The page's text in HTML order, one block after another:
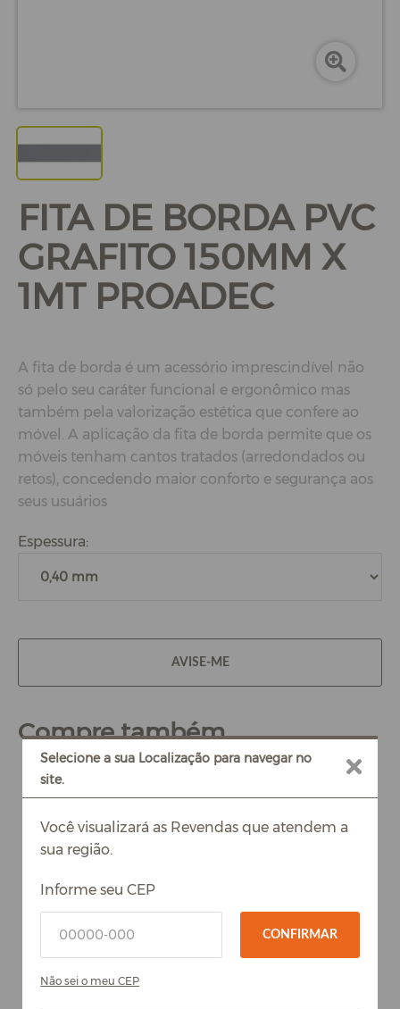
FITA DE BORDA PVC
GRAFITO 150MM X
1MT PROADEC
A fita de borda é um acessório imprescindível não
só pelo seu caráter funcional e ergonômico mas
também pela valorização estética que confere ao
móvel. A aplicação da fita de borda permite que os
móveis tenham cantos tratados (arredondados ou
retos), concedendo maior conforto e segurança aos
seus usuários
Espessura:
AVISE-ME
Compre também
Você visualizará as Revendas que atendem a
sua região.
Informe seu CEP
CONFIRMAR
Não sei o meu CEP
Selecione a sua Localização para navegar no
site.